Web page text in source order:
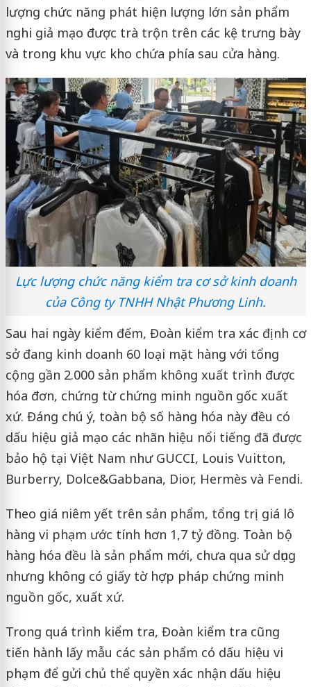
lượng chức năng phát hiện lượng lớn sản phẩm
nghi giả mạo được trà trộn trên các kệ trưng bày
và trong khu vực kho chứa phía sau cửa hàng.
Lực lượng chức năng kiểm tra cơ sở kinh doanh
của Công ty TNHH Nhật Phương Linh.
Sau hai ngày kiểm đếm, Đoàn kiểm tra xác định cơ
sở đang kinh doanh 60 loại mặt hàng với tổng
cộng gần 2.000 sản phẩm không xuất trình được
hóa đơn, chứng từ chứng minh nguồn gốc xuất
xứ. Đáng chú ý, toàn bộ số hàng hóa này đều có
dấu hiệu giả mạo các nhãn hiệu nổi tiếng đã được
bảo hộ tại Việt Nam như GUCCI, Louis Vuitton,
Burberry, Dolce&Gabbana, Dior, Hermès và Fendi.
Theo giá niêm yết trên sản phẩm, tổng trị giá lô
hàng vi phạm ước tính hơn 1,7 tỷ đồng. Toàn bộ
hàng hóa đều là sản phẩm mới, chưa qua sử dụng
nhưng không có giấy tờ hợp pháp chứng minh
nguồn gốc, xuất xứ.
Trong quá trình kiểm tra, Đoàn kiểm tra cũng
tiến hành lấy mẫu các sản phẩm có dấu hiệu vi
phạm để gửi chủ thể quyền xác nhận dấu hiệu